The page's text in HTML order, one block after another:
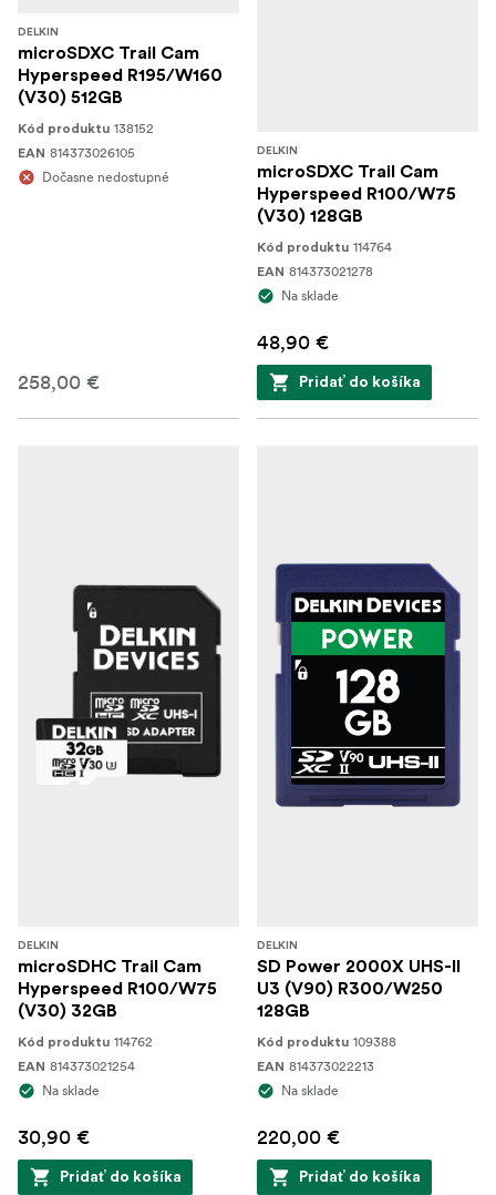
DELKIN
microSDXC Trail Cam
Hyperspeed R195/W160
(V30) 512GB
Kód produktu 138152
EAN 814373026105
Dočasne nedostupné
258,00 €
DELKIN
microSDXC Trail Cam
Hyperspeed R100/W75
(V30) 128GB
Kód produktu 114764
EAN 814373021278
Na sklade
48,90 €
Pridať do košíka
DELKIN
microSDHC Trail Cam
Hyperspeed R100/W75
(V30) 32GB
Kód produktu 114762
EAN 814373021254
Na sklade
30,90 €
Pridať do košíka
DELKIN
SD Power 2000X UHS-II
U3 (V90) R300/W250
128GB
Kód produktu 109388
EAN 814373022213
Na sklade
220,00 €
Pridať do košíka